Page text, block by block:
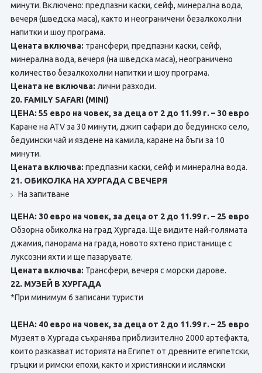
минути. Включено: предпазни каски, сейф, минерална вода,
вечеря (шведска маса), както и неограничени безалкохолни
напитки и шоу програма.
Цената включва: трансфери, предпазни каски, сейф,
минерална вода, вечеря (на шведска маса), неограничено
количество безалкохолни напитки и шоу програма.
Цената не включва: лични разходи.
20. FAMILY SAFARI (MINI)
ЦЕНА: 55 евро на човек, за деца от 2 до 11.99 г. – 30 евро
Каране на ATV за 30 минути, джип сафари до бедуинско село,
бедуински чай и яздене на камила, каране на бъги за 10
минути.
Цената включва: предпазни каски, сейф и минерална вода.
21. ОБИКОЛКА НА ХУРГАДА С ВЕЧЕРЯ
На запитване
ЦЕНА: 30 евро на човек, за деца от 2 до 11.99 г. – 25 евро
Обзорна обиколка на град Хургада. Ще видите най-голямата
джамия, панорама на града, новото яхтено пристанище с
луксозни яхти и ще пазарувате.
Цената включва: Трансфери, вечеря с морски дарове.
22. МУЗЕЙ В ХУРГАДА
*При минимум 6 записани туристи
ЦЕНА: 40 евро на човек, за деца от 2 до 11.99 г. – 25 евро
Музеят в Хургада съхранява приблизително 2000 артефакта,
които разказват историята на Египет от древните египетски,
гръцки и римски епохи, както и християнски и ислямски